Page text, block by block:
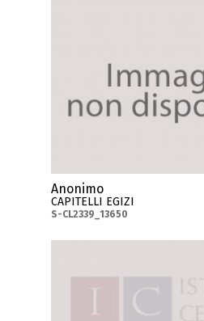
Anonimo
CAPITELLI EGIZI
S-CL2339_13650